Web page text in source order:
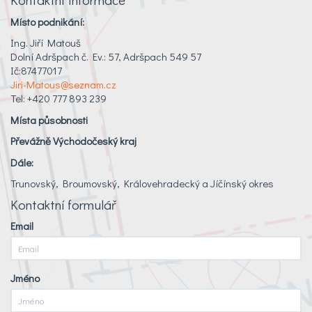
Místo podnikání:
Ing. Jiří Matouš
Dolní Adršpach č. Ev.: 57, Adršpach 549 57
Ič:87477017
Jiri-Matous@seznam.cz
Tel: +420 777 893 239
Místa působnosti
Převážně Východočeský kraj
Dále:
Trunovský, Broumovský, Královehradecký a Jíčínský okres
Kontaktní formulář
Email
Jméno